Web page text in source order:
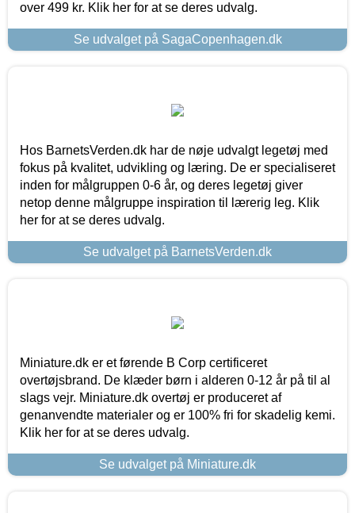
over 499 kr. Klik her for at se deres udvalg.
Se udvalget på SagaCopenhagen.dk
Hos BarnetsVerden.dk har de nøje udvalgt legetøj med
fokus på kvalitet, udvikling og læring. De er specialiseret
inden for målgruppen 0-6 år, og deres legetøj giver
netop denne målgruppe inspiration til lærerig leg. Klik
her for at se deres udvalg.
Se udvalget på BarnetsVerden.dk
Miniature.dk er et førende B Corp certificeret
overtøjsbrand. De klæder børn i alderen 0-12 år på til al
slags vejr. Miniature.dk overtøj er produceret af
genanvendte materialer og er 100% fri for skadelig kemi.
Klik her for at se deres udvalg.
Se udvalget på Miniature.dk